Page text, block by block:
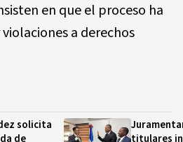
en que el proceso ha
a derechos
solicita
de
titulares